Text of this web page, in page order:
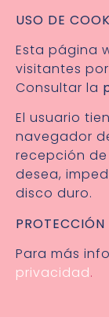
USO DE
Esta página
visitantes
Consultar la
El usuario
navegador
recepción
desea,
disco duro.
Para más
privacidad.